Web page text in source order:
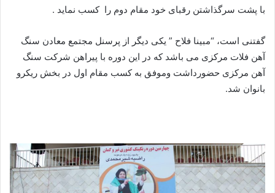
با پشت سرگذاشتن رقبای خود مقام دوم را کسب نماید .
گفتنی است، “مبینا فلاح ” یکی دیگر از پرسنل مجتمع معادن سنگ
آهن فلات مرکزی می باشد که در این دوره با پیراهن شرکت سنگ
آهن مرکزی حضورداشت وموفق به کسب مقام اول در بخش ریکرو
بانوان شد.